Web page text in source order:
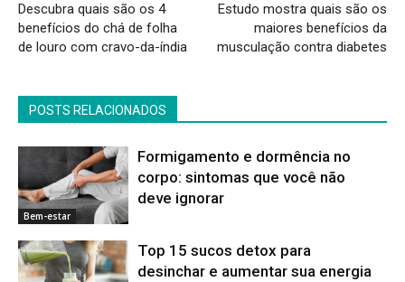
Descubra quais são os 4
benefícios do chá de folha
de louro com cravo-da-índia
Estudo mostra quais são os
maiores benefícios da
musculação contra diabetes
POSTS RELACIONADOS
Bem-estar
Formigamento e dormência no
corpo: sintomas que você não
deve ignorar
Top 15 sucos detox para
desinchar e aumentar sua energia